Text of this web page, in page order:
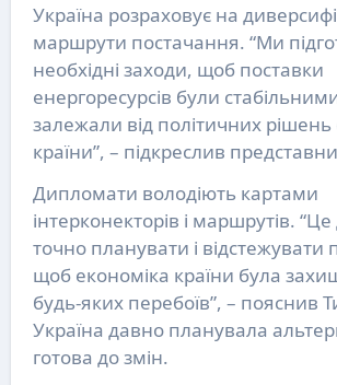
Україна розраховує на
маршрути постачання. “Ми
необхідні заходи, щоб поставки
енергоресурсів були
залежали від політичних рішень
країни”, – підкреслив
Дипломати володіють картами
інтерконекторів і маршрутів.
точно планувати і відстежувати
щоб економіка країни була
будь-яких перебоїв”, – пояснив
Україна давно планувала
готова до змін.